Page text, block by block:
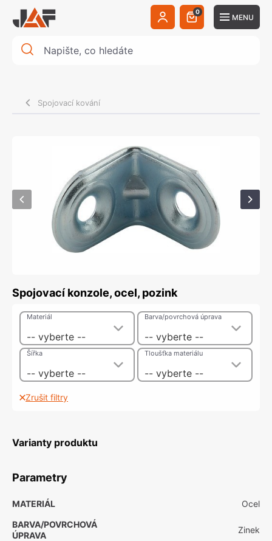
0
MENU
Spojovací kování
Spojovací konzole, ocel, pozink
-- vyberte --
Materiál
-- vyberte --
Barva/povrchová úprava
-- vyberte --
Šířka
-- vyberte --
Tloušťka materiálu
Zrušit filtry
Varianty produktu
Parametry
MATERIÁL
Ocel
BARVA/POVRCHOVÁ
ÚPRAVA
Zinek